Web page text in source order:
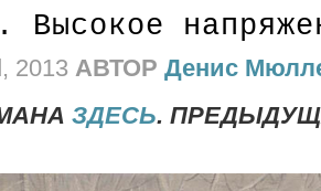
Высокое
2013 АВТОР Денис
ЗДЕСЬ.